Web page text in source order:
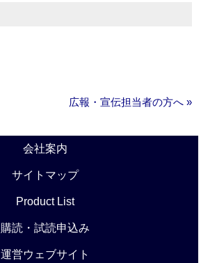
広報・宣伝担当者の方へ »
会社案内
サイトマップ
Product List
購読・試読申込み
運営ウェブサイト